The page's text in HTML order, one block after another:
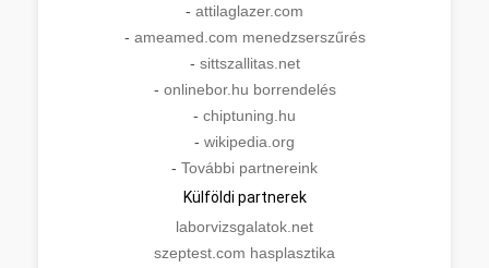
- attilaglazer.com
- ameamed.com menedzserszűrés
- sittszallitas.net
- onlinebor.hu borrendelés
- chiptuning.hu
- wikipedia.org
- További partnereink
Külföldi partnerek
laborvizsgalatok.net
szeptest.com hasplasztika